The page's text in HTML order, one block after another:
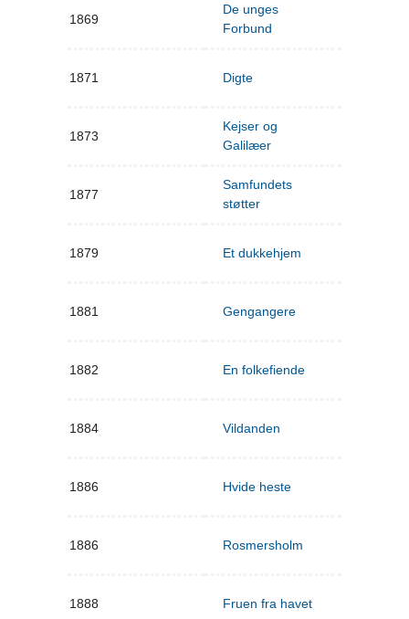
1869
De unges
Forbund
1871 Digte
1873
Kejser og
Galilæer
1877
Samfundets
støtter
1879 Et dukkehjem
1881 Gengangere
1882 En folkefiende
1884 Vildanden
1886 Hvide heste
1886 Rosmersholm
1888 Fruen fra havet